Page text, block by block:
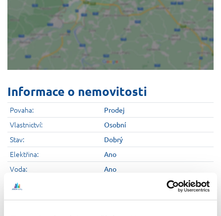
Informace o nemovitosti
Povaha: Prodej
Vlastnictví: Osobní
Stav: Dobrý
Elektřina: Ano
Voda: Ano
Kanalizace:
Podlaží: 1